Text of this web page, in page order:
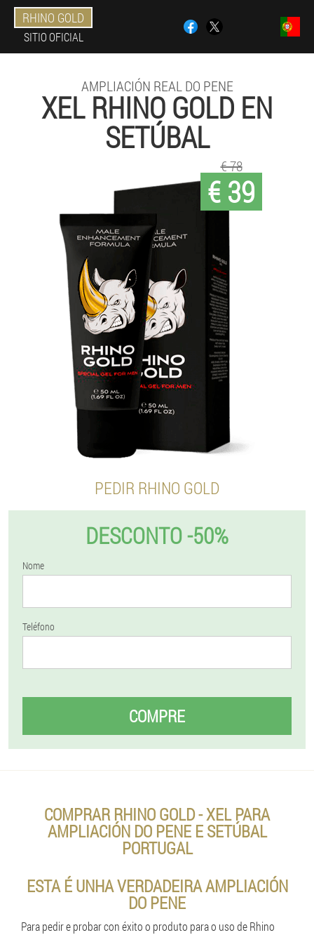
RHINO GOLD
SITIO OFICIAL
AMPLIACIÓN REAL DO PENE
XEL RHINO GOLD EN
SETÚBAL
€ 39
€ 78
PEDIR RHINO GOLD
DESCONTO -50%
Nome
Teléfono
COMPRE
COMPRAR RHINO GOLD - XEL PARA
AMPLIACIÓN DO PENE E SETÚBAL
PORTUGAL
ESTA É UNHA VERDADEIRA AMPLIACIÓN
DO PENE
Para pedir e probar con éxito o produto para o uso de Rhino